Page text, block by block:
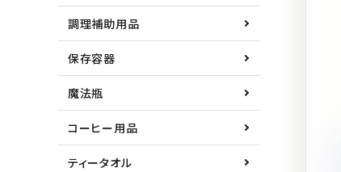
調理補助用品
保存容器
魔法瓶
コーヒー用品
ティータオル